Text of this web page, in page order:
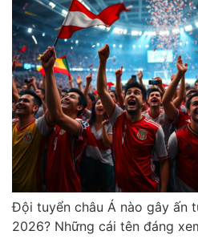
Đội tuyển châu Á nào gây ấn
2026? Những cái tên đáng